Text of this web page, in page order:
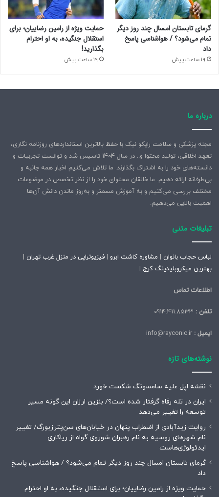
گرمای تابستان امسال چند روز دیگر
تمام می‌شود؟ / هواشناسی پاسخ
داد
19 ساعت پیش
حمایت ویژه از رامین رضاییان؛ برای
استقلال جنگیده، به او احترام
بگذارید!
19 ساعت پیش
درباره ما
مجله پزشکی و سلامت رایکو نیک با حفظ بالاترین استانداردهای روزنامه نگاری،
تعهد اخلاقی، تولید محتوا و.. در سال ۱۴۰۴ تاسیس شد و توانست تجربیات و
دانسته‌های خود را به اشتراک بگذارند. ما تلاش می‌کنیم اخبار همه جانبه و
بی‌طرفانه ارائه دهیم. ما خالقان محتوای خود را از نظر تخصص در موضوعات
مختلف بررسی می‌کنیم و به آموزش مسمتر و به‌روز ماندن دانش آن‌ها
اهمیت بالایی می‌دهیم.
تبلیغات متنی
لباس حجاب بانوان | مشاوره کاشت ابرو | فیزیوتراپی در منزل غرب تهران |
بهترین میکروبلیدینگ کرج |
اطلاعات تماس
تلفن :
ایمیل :
نوشته‌های تازه
نقشه اپل علیه سامسونگ شکست خورد
ایران در تله رفاه گرفتار شده است؟/ بنزین ارزان این گونه مسیر
توسعه را تغییر می‌دهد
روایت زیدآبادی از اضطراب پنهان در خیابان‌های سن‌پترزبورگ/ تغییر
نام شهرهای روسیه به نام رهبران شوروی گواه از ریاکاری
ایدئولوژی‌هاست
گرمای تابستان امسال چند روز دیگر تمام می‌شود؟ / هواشناسی پاسخ
داد
حمایت ویژه از رامین رضاییان؛ برای استقلال جنگیده، به او احترام